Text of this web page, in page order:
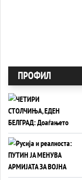
ПРОФИЛ